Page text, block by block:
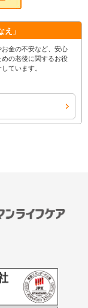
え」
金の不安など、安心
めの老後に関するお役
ています。